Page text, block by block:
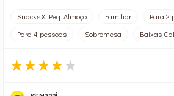
Snacks & Peq. Almoço Familiar
Para 2
Para 4 pessoas
Sobremesa Baixas